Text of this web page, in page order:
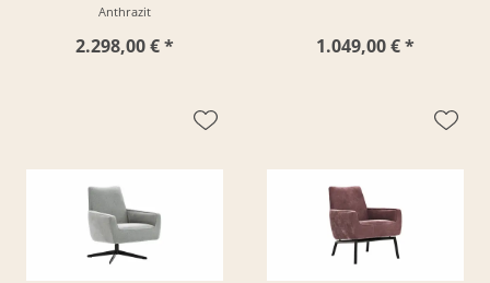
Anthrazit
2.298,00 € * 1.049,00 € *